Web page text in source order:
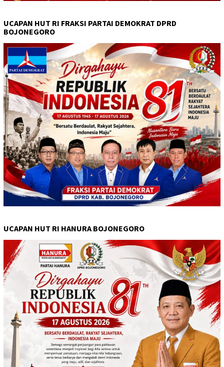
UCAPAN HUT RI FRAKSI PARTAI DEMOKRAT DPRD
BOJONEGORO
UCAPAN HUT RI HANURA BOJONEGORO